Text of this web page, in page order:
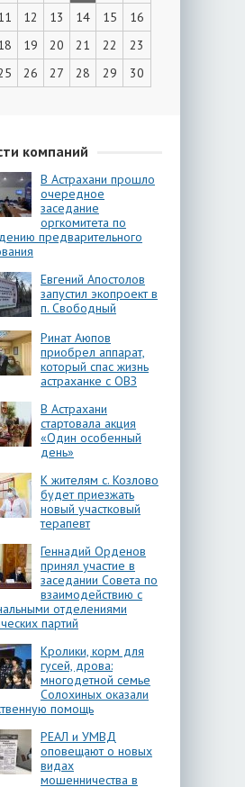
12 13 14 15
16
19 20 21 22
23
26 27 28 29
30
компаний
В Астрахани прошло
очередное
заседание
оргкомитета по
предварительного
Евгений Апостолов
запустил экопроект в
п. Свободный
Ринат Аюпов
приобрел аппарат,
который спас жизнь
астраханке с ОВЗ
В Астрахани
стартовала акция
«Один особенный
день»
К жителям с. Козлово
будет приезжать
новый участковый
терапевт
Геннадий Орденов
принял участие в
заседании Совета по
взаимодействию с
отделениями
партий
Кролики, корм для
гусей, дрова:
многодетной семье
Солохиных оказали
помощь
РЕАЛ и УМВД
оповещают о новых
видах
мошенничества в